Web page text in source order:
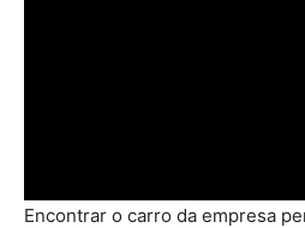
Encontrar o carro da empresa